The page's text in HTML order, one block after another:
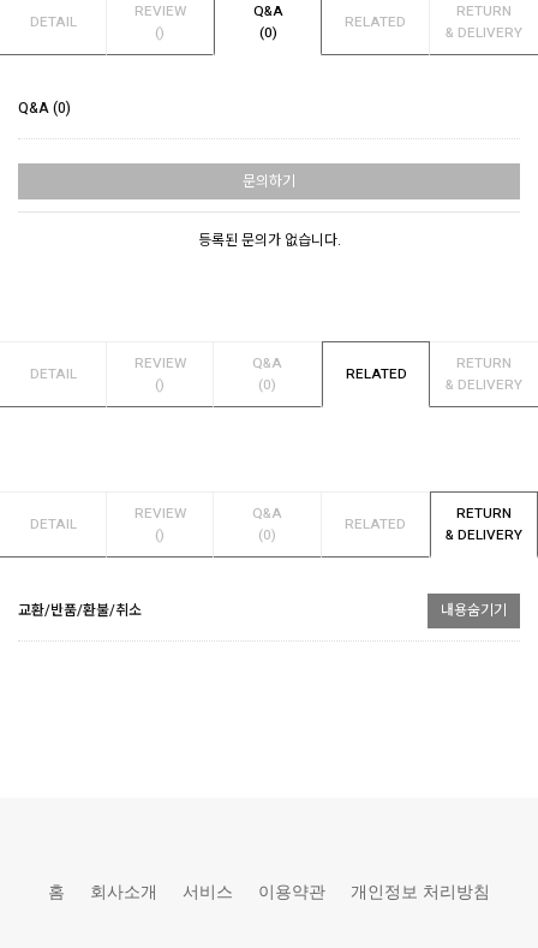
DETAIL
REVIEW
()
Q&A
(0)
RELATED
RETURN
& DELIVERY
Q&A (0)
문의하기
등록된 문의가 없습니다.
DETAIL
REVIEW
()
Q&A
(0)
RELATED
RETURN
& DELIVERY
DETAIL
REVIEW
()
Q&A
(0)
RELATED
RETURN
& DELIVERY
교환/반품/환불/취소 내용숨기기
홈 회사소개 서비스 이용약관 개인정보 처리방침